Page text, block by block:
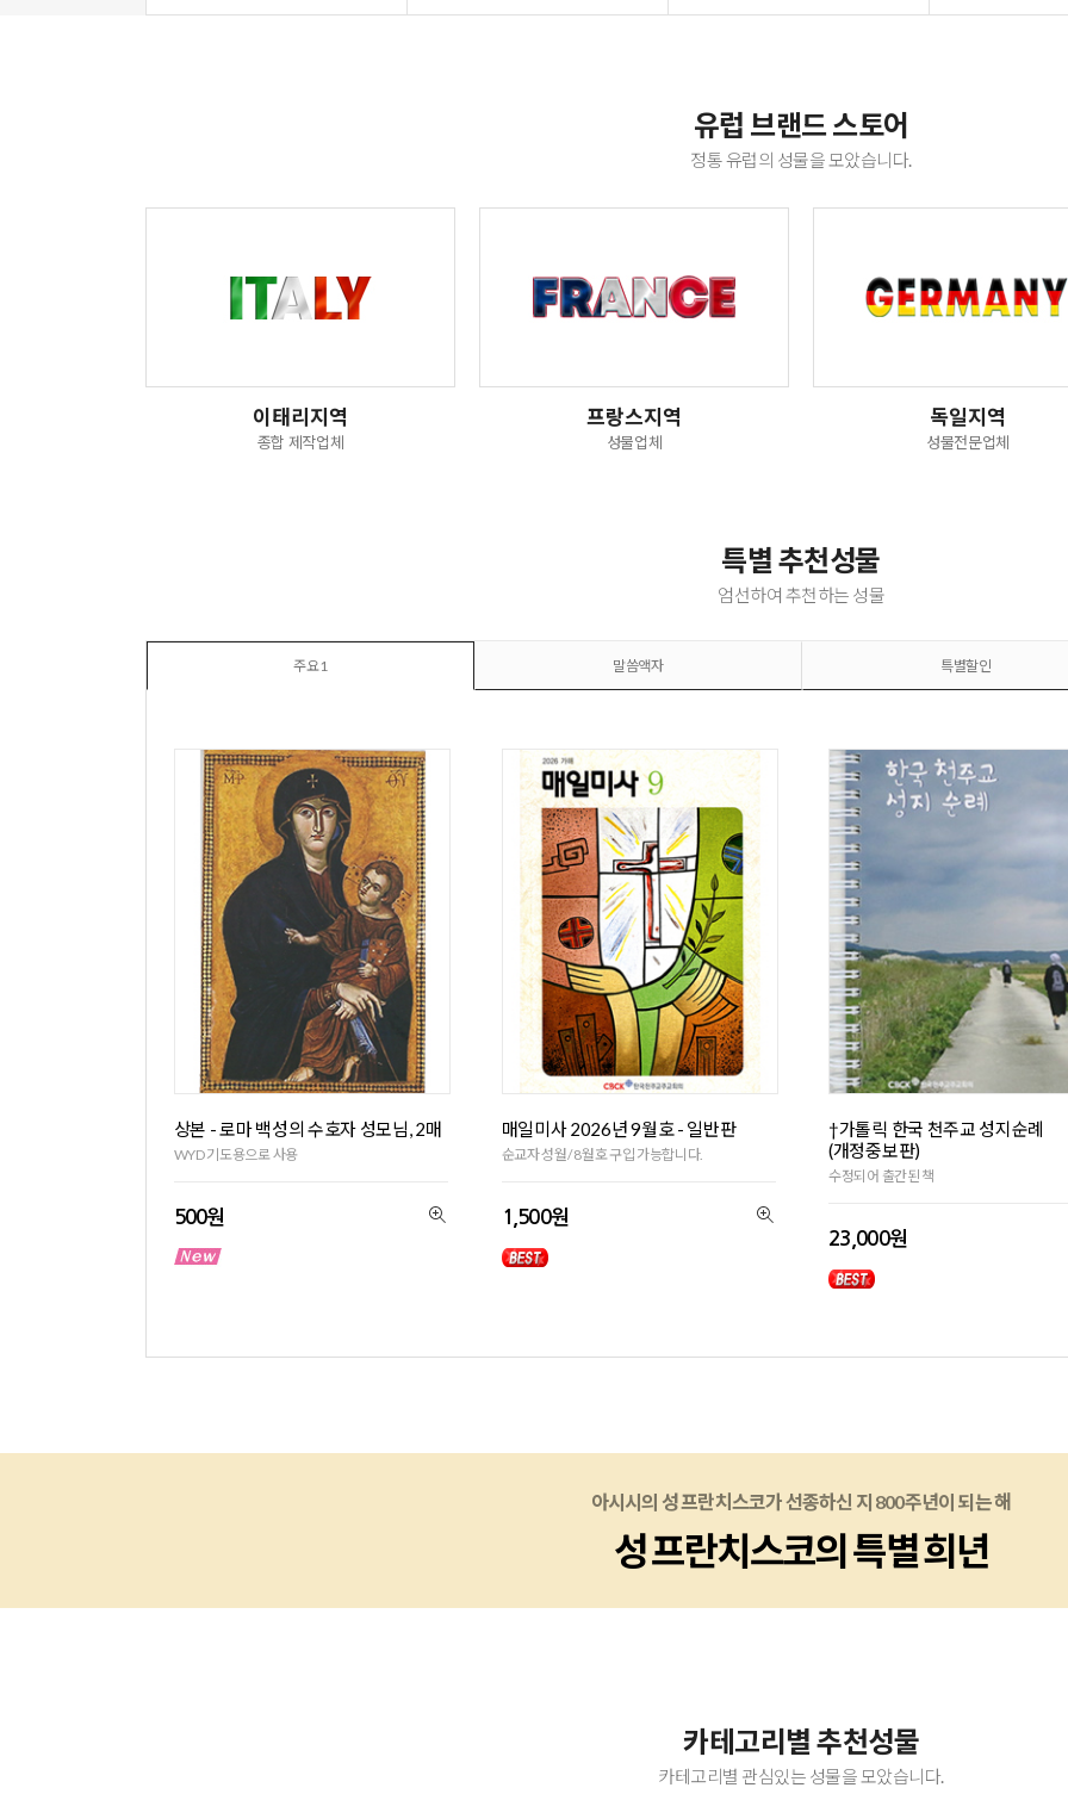
유럽 브랜드 스토어
정통 유럽의 성물을 모았습니다.
이태리지역
종합 제작업체
프랑스지역
성물업체
독일지역
성물전문업체
특별 추천성물
엄선하여 추천하는 성물
주요1 말씀액자 특별할인
상본 - 로마 백성의 수호자 성모님, 2매
WYD 기도용으로 사용
500원
매일미사 2026년 9월호 - 일반판
순교자 성월/ 8월호 구입 가능합니다.
1,500원
†가톨릭 한국 천주교 성지순례
(개정중보판)
수정되어 출간된 책
23,000원
아시시의 성 프란치스코가 선종하신 지 800주년이 되는 해
성 프란치스코의 특별 희년
아시시의 성 프란치스코가 선종하신 지 800주년이 되는 해
성 프란치스코의 특별 희년
아시시의 성 프란치스코가 선종하신 지 800주년이 되는 해
성 프란치스코의 특별 희년
카테고리별 추천성물
카테고리별 관심있는 성물을 모았습니다.